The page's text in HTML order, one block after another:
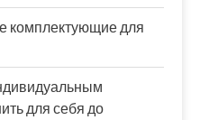
комплектующие для
для себя до